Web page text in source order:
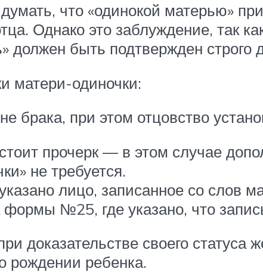
что «одинокой матерью»
Однако это заблуждение, так
должен быть подтвержден строго
матери-одиночки:
брака, при этом отцовство
прочерк — в этом случае
не требуется.
лицо, записанное со слов
формы №25, где указано, что
доказательстве своего
рождении ребенка.